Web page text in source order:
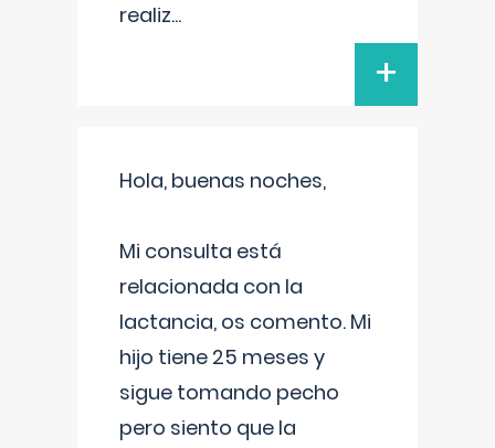
realiz...
+
Hola, buenas noches,
Mi consulta está
relacionada con la
lactancia, os comento. Mi
hijo tiene 25 meses y
sigue tomando pecho
pero siento que la